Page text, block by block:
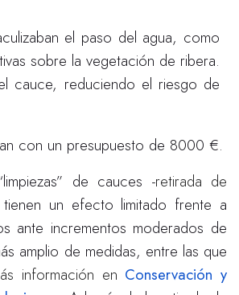
el paso del agua, como
sobre la vegetación de ribera.
cauce, reduciendo el riesgo de
con un presupuesto de 8000 €.
de cauces -retirada de
tienen un efecto limitado frente a
ante incrementos moderados de
amplio de medidas, entre las que
información en Conservación y